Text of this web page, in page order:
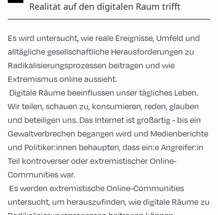
Realität auf den digitalen Raum trifft
Es wird untersucht, wie reale Ereignisse, Umfeld und
alltägliche gesellschaftliche Herausforderungen zu
Radikalisierungsprozessen beitragen und wie
Extremismus online aussieht.
Digitale Räume beeinflussen unser tägliches Leben.
Wir teilen, schauen zu, konsumieren, reden, glauben
und beteiligen uns. Das Internet ist großartig - bis ein
Gewaltverbrechen begangen wird und Medienberichte
und Politiker:innen behaupten, dass ein:e Angreifer:in
Teil kontroverser oder extremistischer Online-
Communities war.
Es werden extremistische Online-Communities
untersucht, um herauszufinden, wie digitale Räume zu